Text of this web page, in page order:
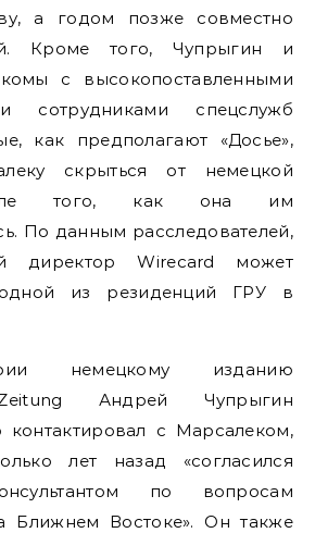
а годом позже совместно
Кроме того, Чупрыгин и
с высокопоставленными
сотрудниками спецслужб
как предполагают «Досье»,
скрыться от немецкой
того, как она им
По данным расследователей,
директор Wirecard может
из резиденций ГРУ в
немецкому изданию
Андрей Чупрыгин
контактировал с Марсалеком,
лет назад «согласился
по вопросам
Ближнем Востоке». Он также